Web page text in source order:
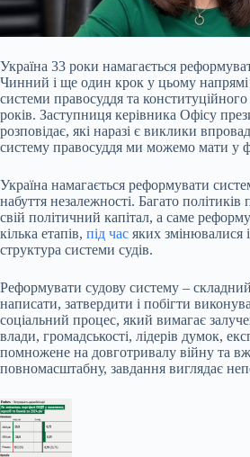
Україна 33 роки намагається
Чинний і ще один крок у цьому напрямі
системи правосуддя та
років. Заступниця керівника Офісу
розповідає, які наразі є виклики
систему правосуддя ми можемо мати у
Україна намагається реформувати
набуття незалежності. Багато
свій політичний капітал, а саме
кілька етапів, під час яких змінювалися
структура системи судів.
Реформувати судову систему –
написати, затвердити і побігти
соціальний процес, який вимагає
влади, громадськості, лідерів думок,
помножене на довготривалу війну та
повномасштабну, завдання виглядає